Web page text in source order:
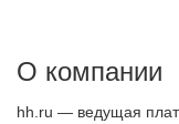
О компании
hh.ru — ведущая